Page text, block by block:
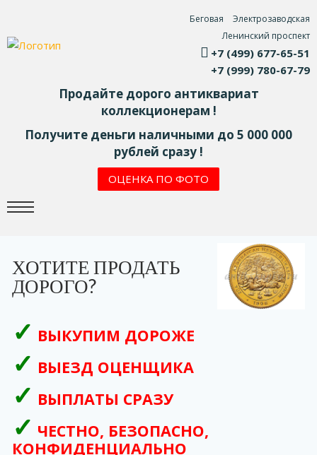
Беговая
Электрозаводская
Ленинский проспект
+7 (499) 677-65-51
+7 (999) 780-67-79
Продайте дорого антиквариат
коллекционерам !
Получите деньги наличными до 5 000 000
рублей сразу !
ОЦЕНКА ПО ФОТО
ХОТИТЕ ПРОДАТЬ
ДОРОГО?
ВЫКУПИМ ДОРОЖЕ
ВЫЕЗД ОЦЕНЩИКА
ВЫПЛАТЫ СРАЗУ
ЧЕСТНО, БЕЗОПАСНО,
КОНФИДЕНЦИАЛЬНО